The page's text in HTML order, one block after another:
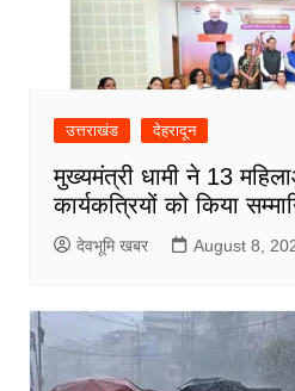
उत्तराखंड देहरादून
मुख्यमंत्री धामी ने 13
कार्यकत्रियों को किया
देवभूमि खबर August 8,